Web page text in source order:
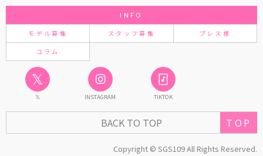
INFO
モデル募集 スタッフ募集 プレス様
コラム
𝕏
𝕏 INSTAGRAM TIKTOK
BACK TO TOP
Copyright © SGS109 All Rights Reserved.
TOP